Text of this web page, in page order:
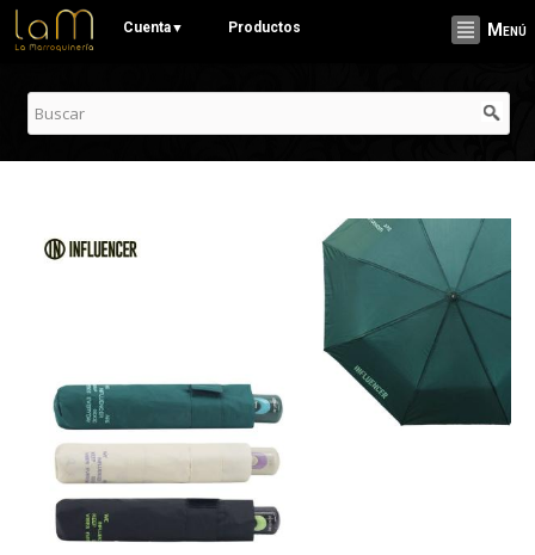
contenido
Cuenta▼ Productos Menú